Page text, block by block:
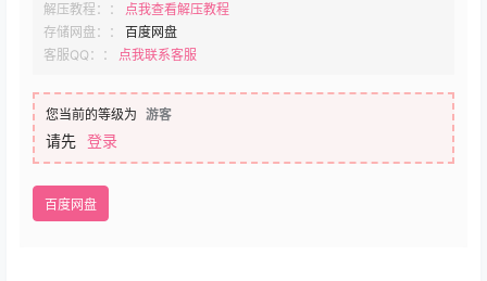
解压教程：：
点我查看解压教程
存储网盘：：
百度网盘
客服QQ：：
点我联系客服
您当前的等级为 游客
请先 登录
百度网盘